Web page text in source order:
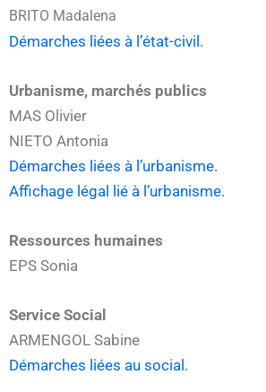
BRITO Madalena
Démarches liées à l’état-civil.
Urbanisme, marchés publics
MAS Olivier
NIETO Antonia
Démarches liées à l’urbanisme.
Affichage légal lié à l’urbanisme.
Ressources humaines
EPS Sonia
Service Social
ARMENGOL Sabine
Démarches liées au social.